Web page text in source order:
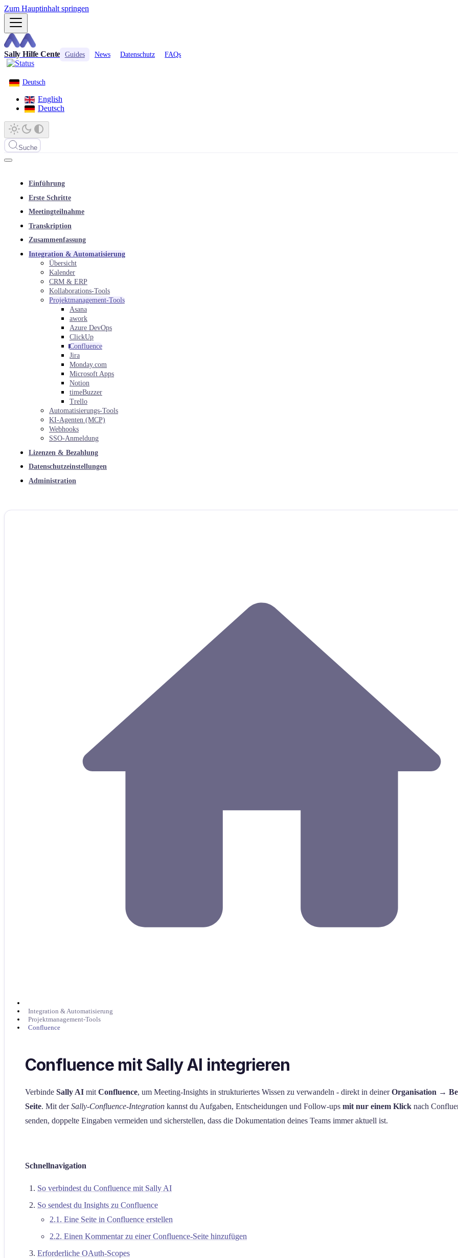
Zum Hauptinhalt springen
Sally Hilfe Center Guides News Datenschutz FAQs
Deutsch
English
Deutsch
Suche
Einführung
Erste Schritte
Meetingteilnahme
Transkription
Zusammenfassung
Integration & Automatisierung
Übersicht
Kalender
CRM & ERP
Kollaborations-Tools
Projektmanagement-Tools
Asana
awork
Azure DevOps
ClickUp
Confluence
Jira
Monday.com
Microsoft Apps
Notion
timeBuzzer
Trello
Automatisierungs-Tools
KI-Agenten (MCP)
Webhooks
SSO-Anmeldung
Lizenzen & Bezahlung
Datenschutzeinstellungen
Administration
Integration & Automatisierung
Projektmanagement-Tools
Confluence
Confluence mit Sally AI integrieren
Verbinde Sally AI mitConfluence, um Meeting-Insights in strukturiertes Wissen zu verwandeln - direkt in deinerOrganisation →
Seite. Mit derSally-Confluence-Integration kannst du Aufgaben, Entscheidungen und Follow-ups mit nur einem Klick nach
senden, doppelte Eingaben vermeiden und sicherstellen, dass die Dokumentation deines Teams immer aktuell ist.
Schnellnavigation
So verbindest du Confluence mit Sally AI
So sendest du Insights zu Confluence
2.1. Eine Seite in Confluence erstellen
2.2. Einen Kommentar zu einer Confluence-Seite hinzufügen
Erforderliche OAuth-Scopes